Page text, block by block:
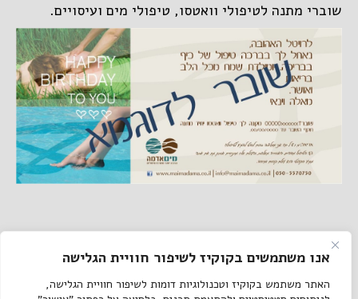
אנו משתמשים בקוקיז לשיפור חוויית הגלישה
האתר משתמש בקוקיז וטכנולוגיות דומות לשיפור חוויית הגלישה,
שוברי מתנה לטיפולי וואטסו, טיפולי מים ועיסויים.